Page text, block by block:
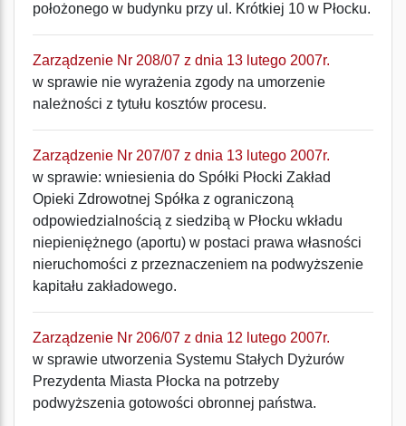
położonego w budynku przy ul. Krótkiej 10 w Płocku.
Zarządzenie Nr 208/07 z dnia 13 lutego 2007r.
w sprawie nie wyrażenia zgody na umorzenie
należności z tytułu kosztów procesu.
Zarządzenie Nr 207/07 z dnia 13 lutego 2007r.
w sprawie: wniesienia do Spółki Płocki Zakład
Opieki Zdrowotnej Spółka z ograniczoną
odpowiedzialnością z siedzibą w Płocku wkładu
niepieniężnego (aportu) w postaci prawa własności
nieruchomości z przeznaczeniem na podwyższenie
kapitału zakładowego.
Zarządzenie Nr 206/07 z dnia 12 lutego 2007r.
w sprawie utworzenia Systemu Stałych Dyżurów
Prezydenta Miasta Płocka na potrzeby
podwyższenia gotowości obronnej państwa.